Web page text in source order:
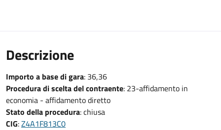
Descrizione
Importo a base di gara: 36,36
Procedura di scelta del contraente: 23-affidamento in
economia - affidamento diretto
Stato della procedura: chiusa
CIG:Z4A1F813C0